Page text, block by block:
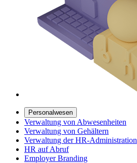
Personalwesen
Verwaltung von Abwesenheiten
Verwaltung von Gehältern
Verwaltung der HR-Administration
HR auf Abruf
Employer Branding